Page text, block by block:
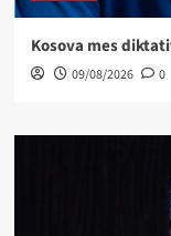
Kosova mes
09/08/2026 0